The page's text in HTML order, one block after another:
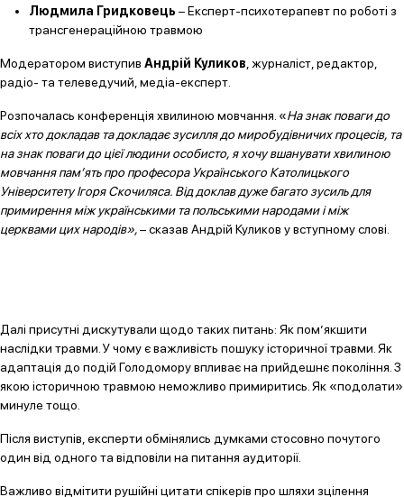
Людмила Гридковець – Експерт-психотерапевт по роботі з
трансгенераційною травмою
Модератором виступив Андрій Куликов , журналіст, редактор,
радіо- та телеведучий, медіа-експерт.
Розпочалась конференція хвилиною мовчання. «На знак поваги до
всіх хто докладав та докладає зусилля до миробудівничих процесів, та
на знак поваги до цієї людини особисто, я хочу вшанувати хвилиною
мовчання пам’ять про професора Українського Католицького
Університету Ігоря Скочиляса. Від доклав дуже багато зусиль для
примирення між українськими та польськими народами і між
церквами цих народів»,– сказав Андрій Куликов у вступному слові.
Далі присутні дискутували щодо таких питань: Як пом’якшити
наслідки травми. У чому є важливість пошуку історичної травми. Як
адаптація до подій Голодомору впливає на прийдешнє покоління. З
якою історичною травмою неможливо примиритись. Як «подолати»
минуле тощо.
Після виступів, експерти обмінялись думками стосовно почутого
один від одного та відповіли на питання аудиторії.
Важливо відмітити рушійні цитати спікерів про шляхи зцілення